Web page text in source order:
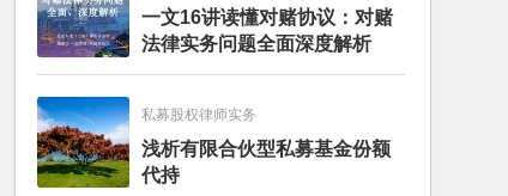
一文16讲读懂对赌协议：对赌
法律实务问题全面深度解析
私募股权律师实务
浅析有限合伙型私募基金份额
代持